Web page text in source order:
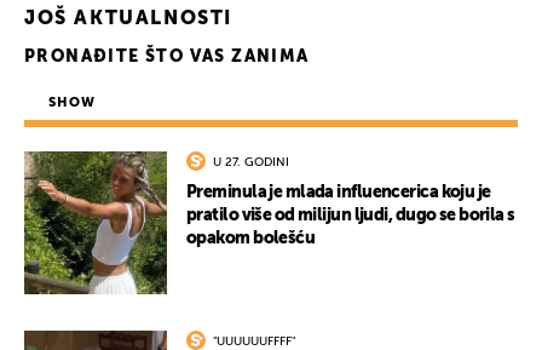
JOŠ AKTUALNOSTI
PRONAĐITE ŠTO VAS ZANIMA
SHOW
U 27. GODINI
Preminula je mlada influencerica koju je
pratilo više od milijun ljudi, dugo se borila s
opakom bolešću
"UUUUUUFFFF"
UKLJUČITE NOTIFIKACIJE